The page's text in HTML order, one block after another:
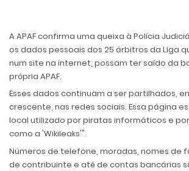
A APAF confirma uma queixa à Polícia
os dados pessoais dos 25 árbitros da Liga
num site na internet, possam ter saído da
própria APAF.
Esses dados continuam a ser partilhados,
crescente, nas redes sociais. Essa página
local utilizado por piratas informáticos e
como a 'Wikileaks'".
Números de telefone, moradas, nomes de
de contribuinte e até de contas bancárias